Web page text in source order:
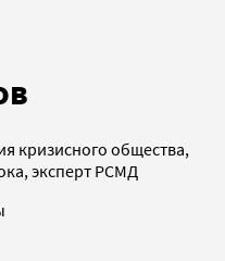
кризисного общества,
эксперт РСМД